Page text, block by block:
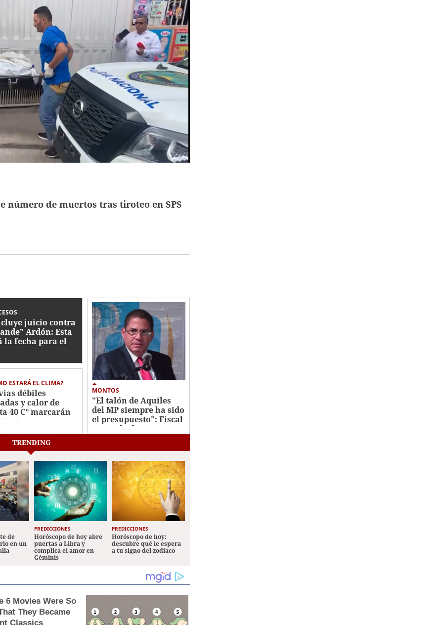
número de muertos tras tiroteo en SPS
juicio contra
Ardón: Esta
la fecha para el
ESTARÁ EL CLIMA?
débiles
y calor de
40 C° marcarán
MONTOS
"El talón de Aquiles
del MP siempre ha sido
el presupuesto": Fiscal
general adjunto
TRENDING
de
en un
PREDICCIONES
Horóscopo de hoy abre
puertas a Libra y
complica el amor en
Géminis
PREDICCIONES
Horóscopo de hoy:
descubre qué le espera
a tu signo del zodiaco
6 Movies Were So
They Became
Classics